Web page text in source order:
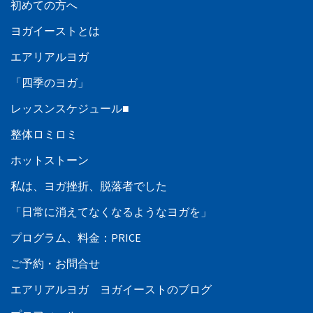
初めての方へ
ヨガイーストとは
エアリアルヨガ
「四季のヨガ」
レッスンスケジュール■
整体ロミロミ
ホットストーン
私は、ヨガ挫折、脱落者でした
「日常に消えてなくなるようなヨガを」
プログラム、料金：PRICE
ご予約・お問合せ
エアリアルヨガ ヨガイーストのブログ